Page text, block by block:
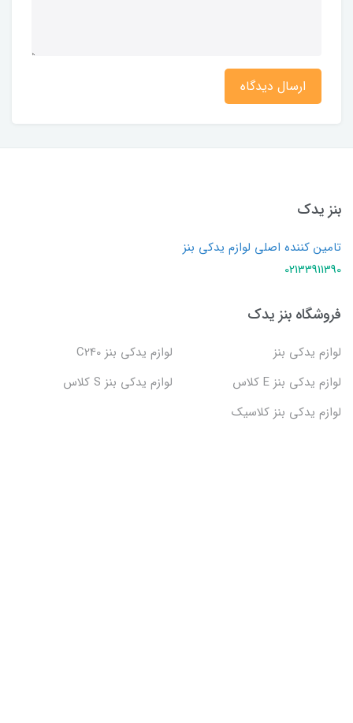
ارسال دیدگاه
بنز یدک
تامین کننده اصلی لوازم یدکی بنز
02133911390
فروشگاه بنز یدک
لوازم یدکی بنز
لوازم یدکی بنز C240
لوازم یدکی بنز E کلاس
لوازم یدکی بنز S کلاس
لوازم یدکی بنز کلاسیک